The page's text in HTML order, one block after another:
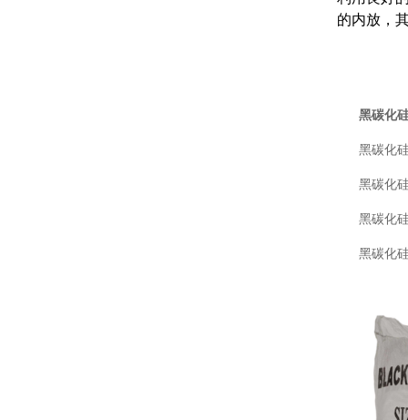
的内放，
黑碳化
黑碳化
黑碳化
黑碳化
黑碳化